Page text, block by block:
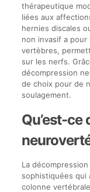
thérapeutique
liées aux
hernies discales
non invasif a
vertèbres,
sur les nerfs.
décompression
de choix pour de
soulagement.
Qu’est-
La
sophistiquées qui
colonne